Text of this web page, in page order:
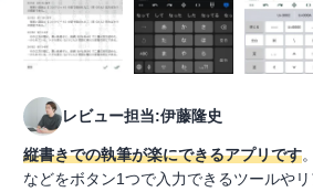
レビュー担当:伊藤隆史
縦書きでの執筆が楽にできるアプリです
などをボタン1つで入力できるツールや